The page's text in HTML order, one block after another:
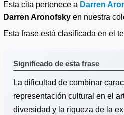
Esta cita pertenece a Darren
Darren Aronofsky en nuestra
Esta frase está clasificada en el
Significado de esta frase
La dificultad de combinar
representación cultural en el
diversidad y la riqueza de la